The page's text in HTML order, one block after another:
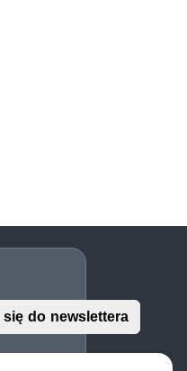
się do newslettera